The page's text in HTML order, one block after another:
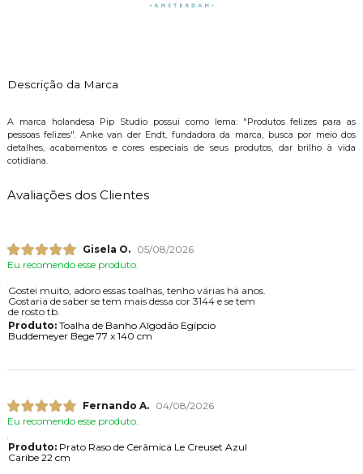
Descrição da Marca
A marca holandesa Pip Studio possui como lema: "Produtos felizes para as
pessoas felizes". Anke van der Endt, fundadora da marca, busca por meio dos
detalhes, acabamentos e cores especiais de seus produtos, dar brilho à vida
cotidiana.
Avaliações dos Clientes
Gisela O.
05/08/2026
Eu recomendo esse produto.
Gostei muito, adoro essas toalhas, tenho várias há anos.
Gostaria de saber se tem mais dessa cor 3144 e se tem
de rosto tb.
Produto:Toalha de Banho Algodão Egípcio
Buddemeyer Bege 77 x 140 cm
Fernando A.
04/08/2026
Eu recomendo esse produto.
Produto:Prato Raso de Cerâmica Le Creuset Azul
Caribe 22 cm